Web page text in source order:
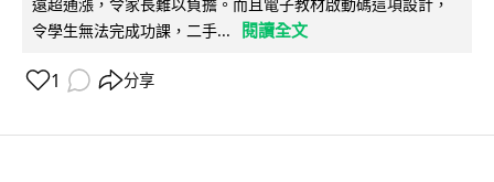
遠超通漲，令家長難以負擔。而且電子教材啟動碼這項設計，
令學生無法完成功課，二手...
閱讀全文
1 分享